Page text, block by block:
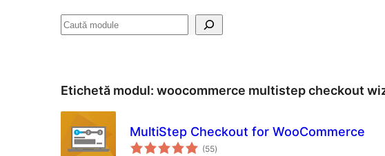
Caută
Etichetă modul: woocommerce multistep checkout
MultiStep Checkout for WooCommerce
(55total
aprecieri
)